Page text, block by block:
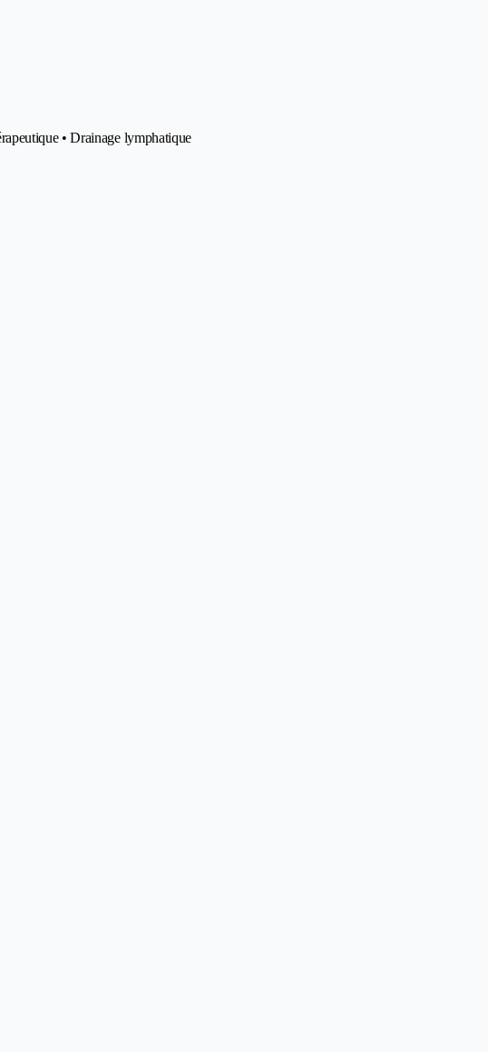
• Drainage lymphatique